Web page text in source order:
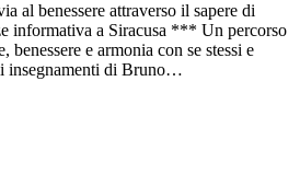
al benessere attraverso il sapere di
informativa a Siracusa *** Un percorso
benessere e armonia con se stessi e
insegnamenti di Bruno…